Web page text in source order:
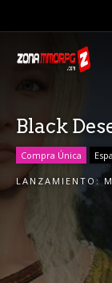
Black
Compra Única
LANZAMIENTO: